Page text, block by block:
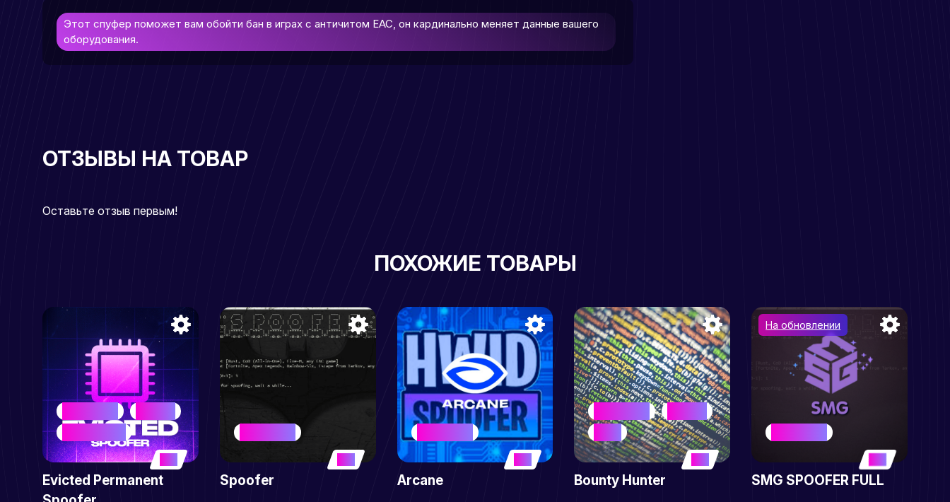
Этот спуфер поможет вам обойти бан в играх с античитом EAC, он кардинально меняет данные вашего
оборудования.
ОТЗЫВЫ НА ТОВАР
Оставьте отзыв первым!
ПОХОЖИЕ ТОВАРЫ
Evicted Permanent
Spoofer Arcane Bounty Hunter
На обновлении
5
SMG SPOOFER FULL